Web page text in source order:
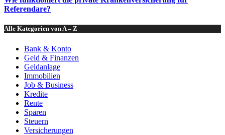
Referendare?
Alle Kategorien von A – Z
Bank & Konto
Geld & Finanzen
Geldanlage
Immobilien
Job & Business
Kredite
Rente
Sparen
Steuern
Versicherungen